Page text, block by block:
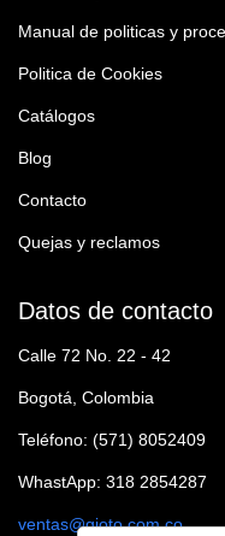
Manual de politicas y
Politica de Cookies
Catálogos
Blog
Contacto
Quejas y reclamos
Datos de contacto
Calle 72 No. 22 - 42
Bogotá, Colombia
Teléfono: (571) 8052409
WhastApp: 318 2854287
ventas@gioto.com.co